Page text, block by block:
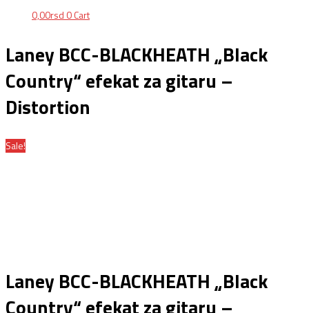
0,00rsd 0 Cart
Laney BCC-BLACKHEATH „Black
Country“ efekat za gitaru –
Distortion
Sale!
Laney BCC-BLACKHEATH „Black